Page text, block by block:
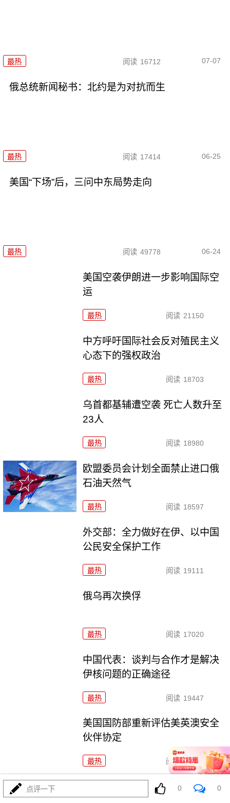
最热 阅读 16712 07-07
俄总统新闻秘书：北约是为对抗而生
最热 阅读 17414 06-25
美国“下场”后，三问中东局势走向
最热 阅读 49778 06-24
美国空袭伊朗进一步影响国际空
运
最热 阅读 21150
中方呼吁国际社会反对殖民主义
心态下的强权政治
最热 阅读 18703
乌首都基辅遭空袭 死亡人数升至
23人
最热 阅读 18980
欧盟委员会计划全面禁止进口俄
石油天然气
最热 阅读 18597
外交部：全力做好在伊、以中国
公民安全保护工作
最热 阅读 19111
俄乌再次换俘
最热 阅读 17020
中国代表：谈判与合作才是解决
伊核问题的正确途径
最热 阅读 19447
美国国防部重新评估美英澳安全
伙伴协定
最热 阅读 17247
11万列！中欧班列跑出“质量跃升”加速度
点评一下 0 0